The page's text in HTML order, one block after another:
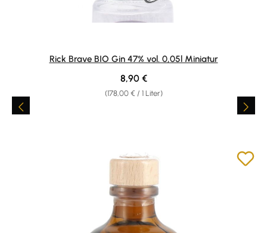
Rick Brave BIO Gin 47% vol. 0,05l Miniatur
(178,00 € / 1 Liter)
Regulärer Preis:
8,90 €